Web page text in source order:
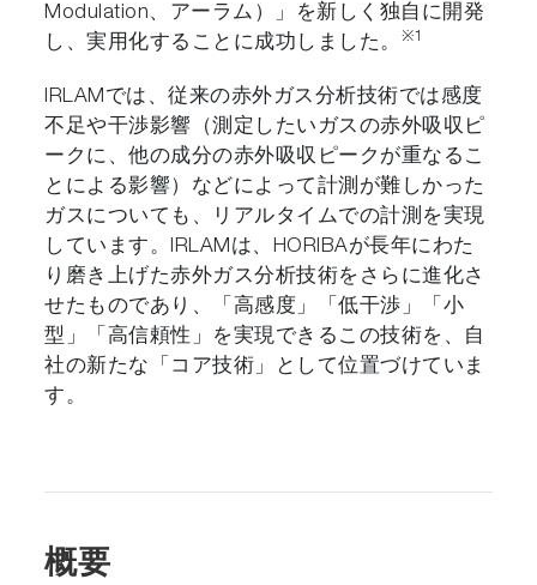
Modulation、アーラム）」を新しく独自に開発
し、実用化することに成功しました。
※1
IRLAMでは、従来の赤外ガス分析技術では感度
不足や干渉影響（測定したいガスの赤外吸収ピ
ークに、他の成分の赤外吸収ピークが重なるこ
とによる影響）などによって計測が難しかった
ガスについても、リアルタイムでの計測を実現
しています。IRLAMは、HORIBAが長年にわた
り磨き上げた赤外ガス分析技術をさらに進化さ
せたものであり、「高感度」「低干渉」「小
型」「高信頼性」を実現できるこの技術を、自
社の新たな「コア技術」として位置づけていま
す。
概要